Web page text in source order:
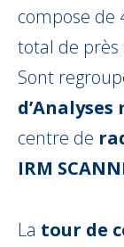
compose de
total de près
Sont
centre de
IRM
La tour de